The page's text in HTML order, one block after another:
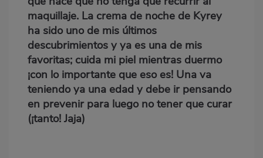
maquillaje. La crema de noche de Kyrey
ha sido uno de mis últimos
descubrimientos y ya es una de mis
favoritas; cuida mi piel mientras duermo
¡con lo importante que eso es! Una va
teniendo ya una edad y debe ir pensando
en prevenir para luego no tener que curar
(¡tanto! Jaja)